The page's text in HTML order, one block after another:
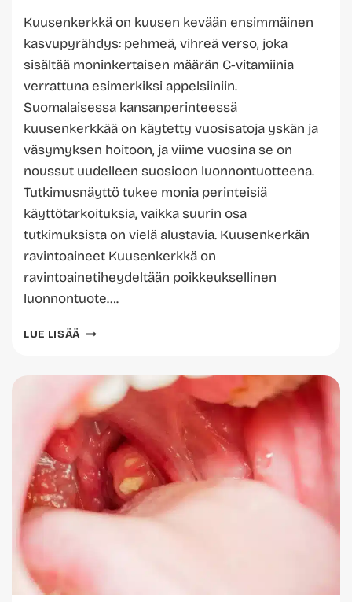
Kuusenkerkkä on kuusen kevään ensimmäinen
kasvupyrähdys: pehmeä, vihreä verso, joka
sisältää moninkertaisen määrän C-vitamiinia
verrattuna esimerkiksi appelsiiniin.
Suomalaisessa kansanperinteessä
kuusenkerkkää on käytetty vuosisatoja yskän ja
väsymyksen hoitoon, ja viime vuosina se on
noussut uudelleen suosioon luonnontuotteena.
Tutkimusnäyttö tukee monia perinteisiä
käyttötarkoituksia, vaikka suurin osa
tutkimuksista on vielä alustavia. Kuusenkerkän
ravintoaineet Kuusenkerkkä on
ravintoainetiheydeltään poikkeuksellinen
luonnontuote….
LUE LISÄÄ KUUSENKERKKÄ
HAITAT